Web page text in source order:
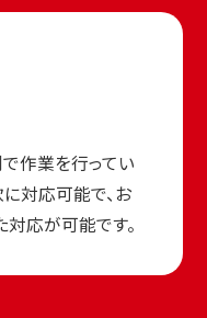
作業を行ってい
対応可能で、お
応が可能です。